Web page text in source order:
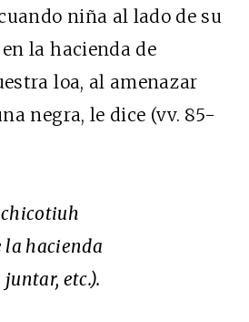
niña al lado de su
la hacienda de
loa, al amenazar
negra, le dice (vv. 85-
la hacienda
juntar, etc.).